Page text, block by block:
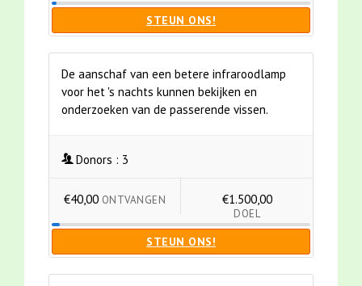
STEUN ONS!
De aanschaf van een betere infraroodlamp
voor het 's nachts kunnen bekijken en
onderzoeken van de passerende vissen.
Donors : 3
€40,00 ONTVANGEN €1.500,00
DOEL
STEUN ONS!